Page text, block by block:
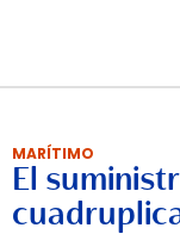
MARÍTIMO
El